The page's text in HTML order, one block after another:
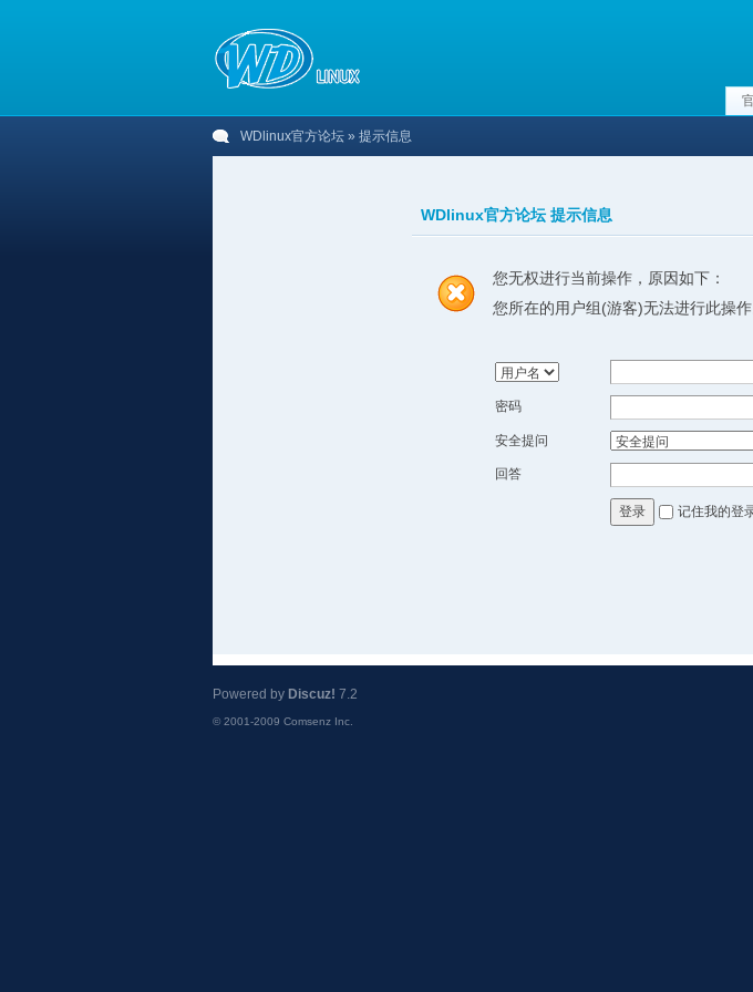
WDlinux官方论坛 » 提示信息
WDlinux官方论坛 提示信息
您无权进行当前操作，原因如下：
您所在的用户组(游客)无法进行此操作
密码
安全提问
回答
登录 记住我的登
Powered by Discuz! 7.2
© 2001-2009 Comsenz Inc.